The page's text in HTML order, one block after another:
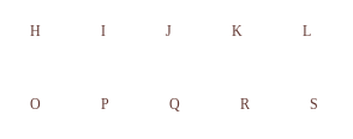
H I J K L
O P Q R S